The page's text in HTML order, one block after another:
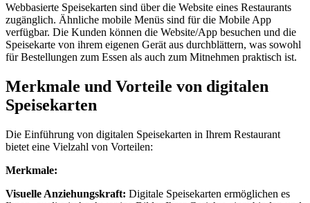
Webbasierte Speisekarten sind über die Website eines Restaurants
zugänglich. Ähnliche mobile Menüs sind für die Mobile App
verfügbar. Die Kunden können die Website/App besuchen und die
Speisekarte von ihrem eigenen Gerät aus durchblättern, was sowohl
für Bestellungen zum Essen als auch zum Mitnehmen praktisch ist.
Merkmale und Vorteile von digitalen
Speisekarten
Die Einführung von digitalen Speisekarten in Ihrem Restaurant
bietet eine Vielzahl von Vorteilen:
Merkmale:
Visuelle Anziehungskraft: Digitale Speisekarten ermöglichen es